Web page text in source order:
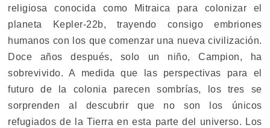
religiosa conocida como Mitraica para colonizar el
planeta Kepler-22b, trayendo consigo embriones
humanos con los que comenzar una nueva civilización.
Doce años después, solo un niño, Campion, ha
sobrevivido. A medida que las perspectivas para el
futuro de la colonia parecen sombrías, los tres se
sorprenden al descubrir que no son los únicos
refugiados de la Tierra en esta parte del universo. Los